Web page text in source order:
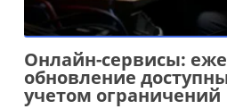
Онлайн-сервисы:
обновление
учетом ограничений